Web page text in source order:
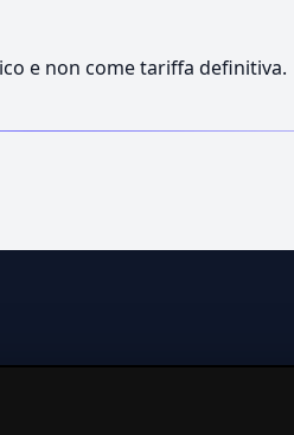
e non come tariffa definitiva.